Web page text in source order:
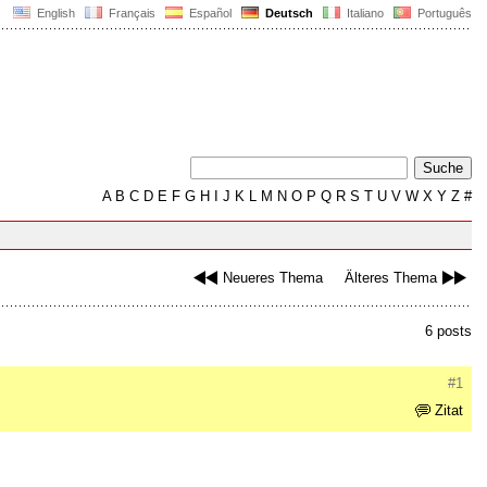
English Français Español Deutsch Italiano Português
AB C D E F G H J K L M N O P Q R S T U V W X Y Z #
Neueres Thema Älteres Thema
6 posts
#1
Zitat